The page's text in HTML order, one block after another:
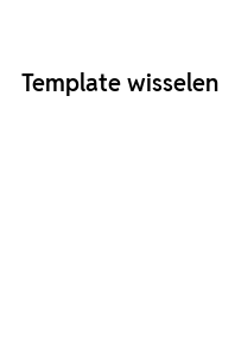
Template wisselen